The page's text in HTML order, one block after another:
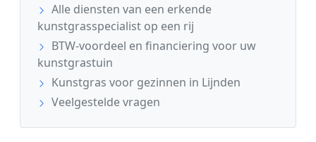
Alle diensten van een erkende
kunstgrasspecialist op een rij
BTW-voordeel en financiering voor uw
kunstgrastuin
Kunstgras voor gezinnen in Lijnden
Veelgestelde vragen